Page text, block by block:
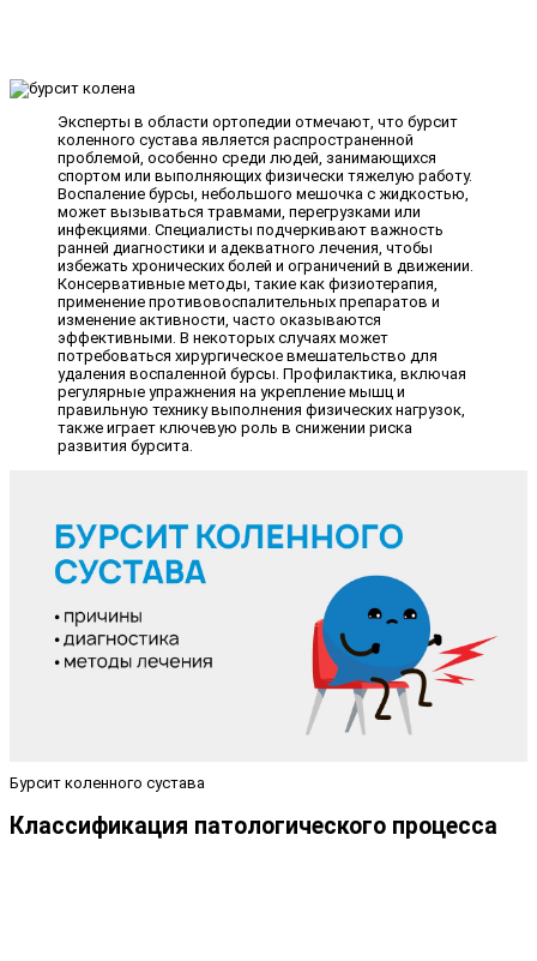
Эксперты в области ортопедии отмечают, что бурсит
коленного сустава является распространенной
проблемой, особенно среди людей, занимающихся
спортом или выполняющих физически тяжелую работу.
Воспаление бурсы, небольшого мешочка с жидкостью,
может вызываться травмами, перегрузками или
инфекциями. Специалисты подчеркивают важность
ранней диагностики и адекватного лечения, чтобы
избежать хронических болей и ограничений в движении.
Консервативные методы, такие как физиотерапия,
применение противовоспалительных препаратов и
изменение активности, часто оказываются
эффективными. В некоторых случаях может
потребоваться хирургическое вмешательство для
удаления воспаленной бурсы. Профилактика, включая
регулярные упражнения на укрепление мышц и
правильную технику выполнения физических нагрузок,
также играет ключевую роль в снижении риска
развития бурсита.
Бурсит коленного сустава
Классификация патологического процесса